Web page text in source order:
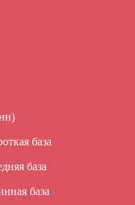
база
база
база